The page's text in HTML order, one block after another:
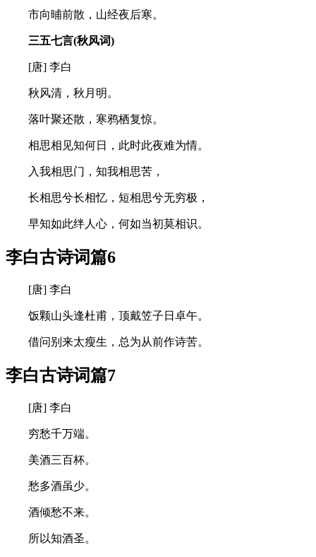
市向晡前散，山经夜后寒。
三五七言(秋风词)
[唐] 李白
秋风清，秋月明。
落叶聚还散，寒鸦栖复惊。
相思相见知何日，此时此夜难为情。
入我相思门，知我相思苦，
长相思兮长相忆，短相思兮无穷极，
早知如此绊人心，何如当初莫相识。
李白古诗词篇6
[唐] 李白
饭颗山头逢杜甫，顶戴笠子日卓午。
借问别来太瘦生，总为从前作诗苦。
李白古诗词篇7
[唐] 李白
穷愁千万端。
美酒三百杯。
愁多酒虽少。
酒倾愁不来。
所以知酒圣。